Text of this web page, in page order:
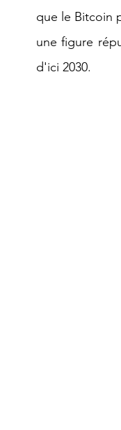
Economie Mondiale
que le Bitcoin
une figure
d'ici 2030.